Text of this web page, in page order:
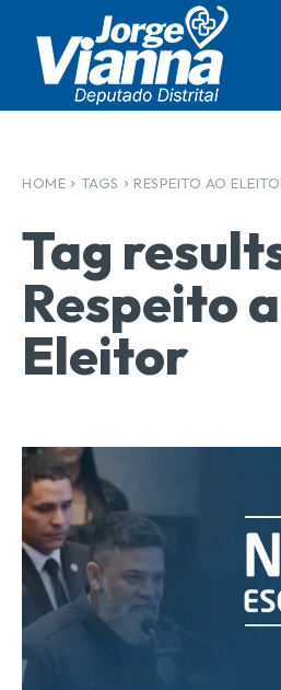
HOME TAGS RESPEITO AO
Tag
Respeito
Eleitor